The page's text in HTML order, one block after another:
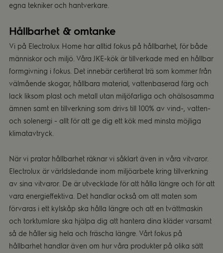
egna tekniker och hantverkare.
Hållbarhet & omtanke
Vi på Electrolux Home har alltid fokus på hållbarhet, för både
människor och miljö. Våra JKE-kök är tillverkade med en hållbar
formgivning i fokus. Det innebär certifierat trä som kommer från
välmående skogar, hållbara material, vattenbaserad färg och
lack liksom plast och metall utan miljöfarliga och ohälsosamma
ämnen samt en tillverkning som drivs till 100% av vind-, vatten-
och solenergi - allt för att ge dig ett kök med minsta möjliga
klimatavtryck.
När vi pratar hållbarhet räknar vi såklart även in våra vitvaror.
Electrolux är världsledande inom miljöarbete kring tillverkning
av sina vitvaror. De är utvecklade för att hålla längre och för att
vara energieffektiva. Det handlar också om att maten som
förvaras i ett kylskåp ska hålla längre och att en tvättmaskin
och torktumlare ska hjälpa dig att hantera dina kläder varsamt
så de håller sig hela och fräscha längre. Vårt fokus på
hållbarhet handlar även om hur våra produkter på olika sätt